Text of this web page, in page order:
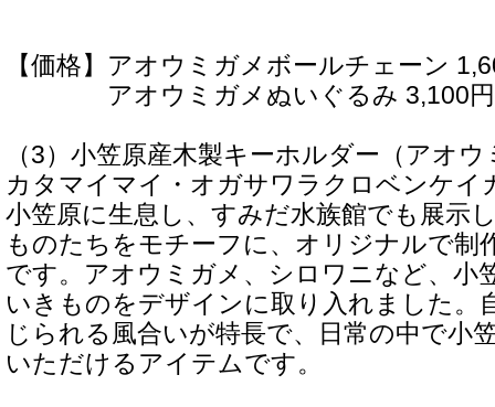
【価格】アオウミガメボールチェーン
アオウミガメぬいぐるみ 3,100円
（3）小笠原産木製キーホルダー（アオ
カタマイマイ・オガサワラクロベンケイ
小笠原に生息し、すみだ水族館でも展示
ものたちをモチーフに、オリジナルで制
です。アオウミガメ、シロワニなど、小
いきものをデザインに取り入れました。
じられる風合いが特長で、日常の中で小
いただけるアイテムです。